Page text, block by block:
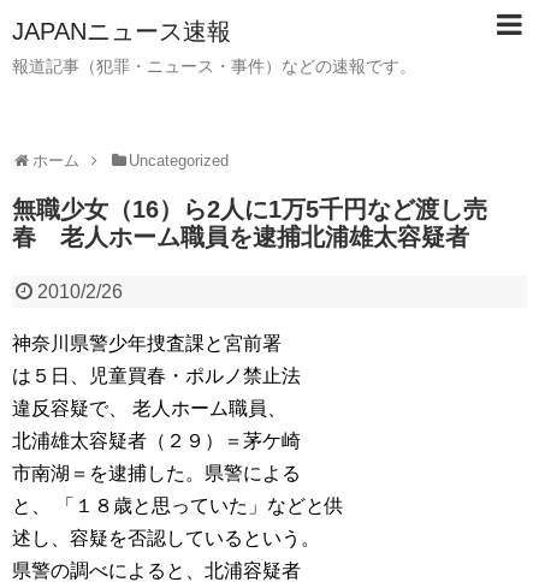
JAPANニュース速報
報道記事（犯罪・ニュース・事件）などの速報です。
ホーム Uncategorized
無職少女（16）ら2人に1万5千円など渡し売
春 老人ホーム職員を逮捕北浦雄太容疑者
2010/2/26
神奈川県警少年捜査課と宮前署
は５日、児童買春・ポルノ禁止法
違反容疑で、 老人ホーム職員、
北浦雄太容疑者（２９）＝茅ケ崎
市南湖＝を逮捕した。県警による
と、 「１８歳と思っていた」などと供
述し、容疑を否認しているという。
県警の調べによると、北浦容疑者